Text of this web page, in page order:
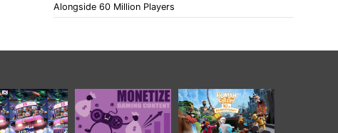
Alongside 60 Million Players